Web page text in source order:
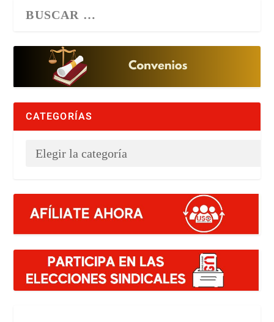
CATEGORÍAS